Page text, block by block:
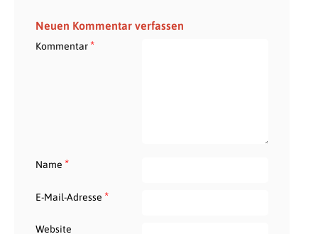
Neuen Kommentar verfassen
Kommentar*
Name *
E-Mail-Adresse *
Website